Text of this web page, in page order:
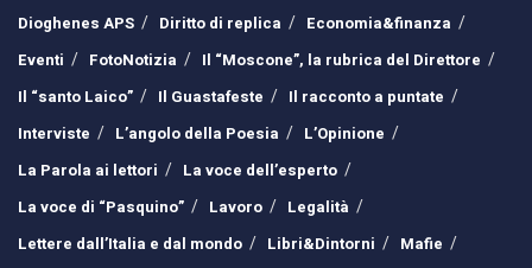
Dioghenes APS
Diritto di replica
Economia&finanza
Eventi
FotoNotizia
Il “Moscone”, la rubrica del Direttore
Il “santo Laico”
Il Guastafeste
Il racconto a puntate
Interviste
L’angolo della Poesia
L’Opinione
La Parola ai lettori
La voce dell’esperto
La voce di “Pasquino”
Lavoro
Legalità
Lettere dall’Italia e dal mondo
Libri&Dintorni
Mafie